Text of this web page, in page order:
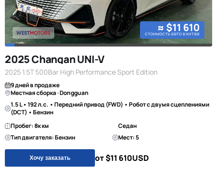
≈ $11 610
стоимость авто в китае
2025 Changan UNI-V
2025 1.5T 500Bar High Performance Sport Edition
9 дней в продаже
Местная сборка · Dongguan
1.5 L • 192 л.с. • Передний привод (FWD) • Робот с двумя сцеплениями
(DCT) • Бензин
Пробег: 8к км
Седан
Тип двигателя: Бензин
Мест: 5
Хочу заказать от $11 610USD